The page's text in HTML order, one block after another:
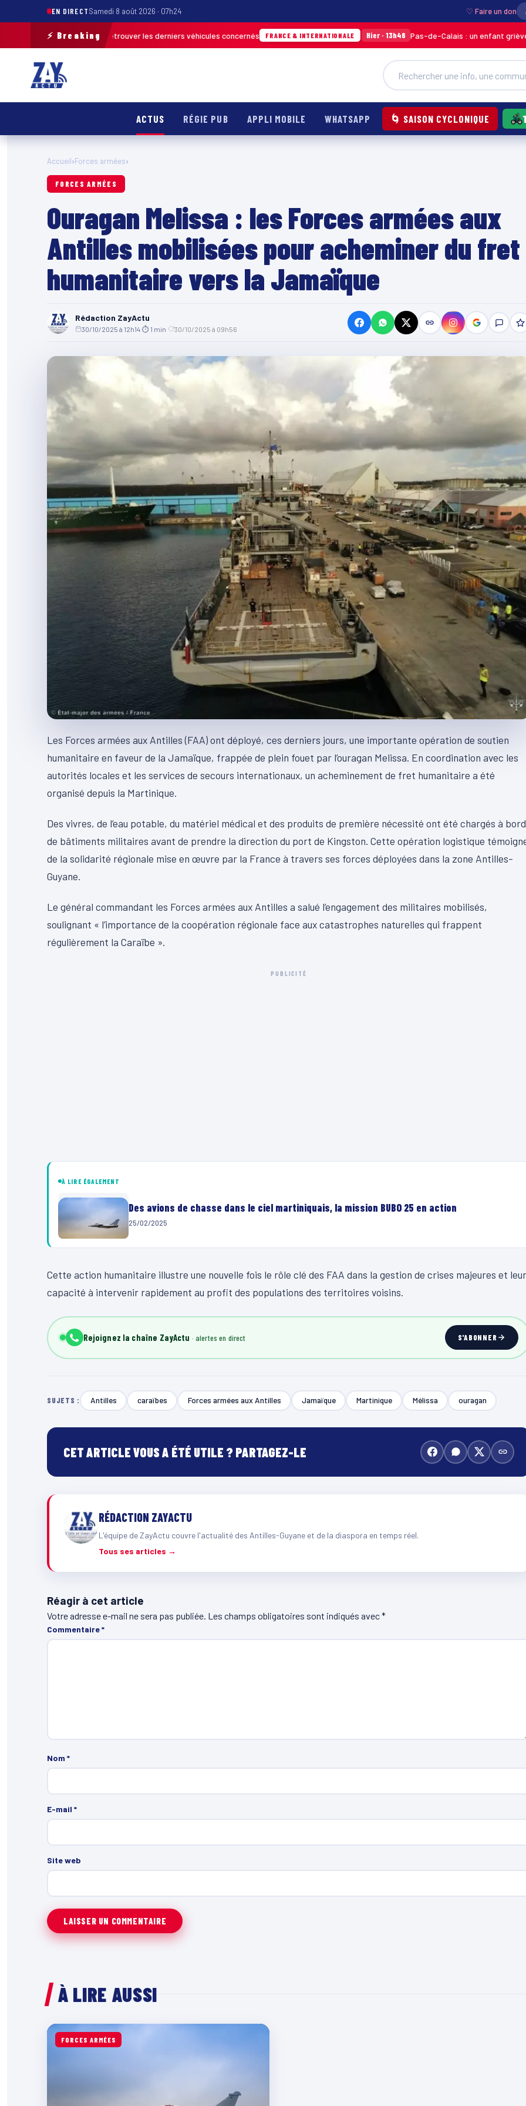
EN DIRECTSamedi 8 août 2026 · 07h24 ♡ Faire un don
⚡ Breaking
de terrain pour retrouver les derniers véhicules concernés FRANCE & INTERNATIONALE Hier · 13h46 Pas-de-Calais : un enfant grièvement brûlé
ACTUS RÉGIE PUB APPLI MOBILE WHATSAPP 🌀 SAISON CYCLONIQUE
Accueil›Forces armées›
FORCES ARMÉES
Ouragan Melissa : les Forces armées aux
Antilles mobilisées pour acheminer du fret
humanitaire vers la Jamaïque
Rédaction ZayActu
30/10/2025 à 12h14 ⏱ 1 min 30/10/2025 à 09h56
Les Forces armées aux Antilles (FAA) ont déployé, ces derniers jours, une importante opération de soutien
humanitaire en faveur de la Jamaïque, frappée de plein fouet par l’ouragan Melissa. En coordination avec les
autorités locales et les services de secours internationaux, un acheminement de fret humanitaire a été
organisé depuis la Martinique.
Des vivres, de l’eau potable, du matériel médical et des produits de première nécessité ont été chargés à bord
de bâtiments militaires avant de prendre la direction du port de Kingston. Cette opération logistique
de la solidarité régionale mise en œuvre par la France à travers ses forces déployées dans la zone Antilles-
Guyane.
Le général commandant les Forces armées aux Antilles a salué l’engagement des militaires mobilisés,
soulignant « l’importance de la coopération régionale face aux catastrophes naturelles qui frappent
régulièrement la Caraïbe ».
PUBLICITÉ
À LIRE ÉGALEMENT
Des avions de chasse dans le ciel martiniquais, la mission BUBO 25 en action
25/02/2025
Cette action humanitaire illustre une nouvelle fois le rôle clé des FAA dans la gestion de crises majeures et leur
capacité à intervenir rapidement au profit des populations des territoires voisins.
Rejoignez la chaîne ZayActu S'ABONNER
SUJETS : Antilles caraïbes Forces armées aux Antilles Jamaïque Martinique Mélissa ouragan
CET ARTICLE VOUS A ÉTÉ UTILE ? PARTAGEZ-LE
RÉDACTION ZAYACTU
L'équipe de ZayActu couvre l'actualité des Antilles-Guyane et de la diaspora en temps réel.
Tous ses articles →
Réagir à cet article
Votre adresse e-mail ne sera pas publiée. Les champs obligatoires sont indiqués avec*
Commentaire*
Nom *
E-mail *
Site web
À LIRE AUSSI
FORCES ARMÉES